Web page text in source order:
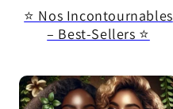
⭐ Nos Incontournables
– Best-Sellers ⭐